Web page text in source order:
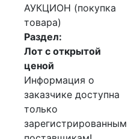
АУКЦИОН (покупка
товара)
Раздел:
Лот с открытой
ценой
Информация о
заказчике доступна
только
зарегистрированным